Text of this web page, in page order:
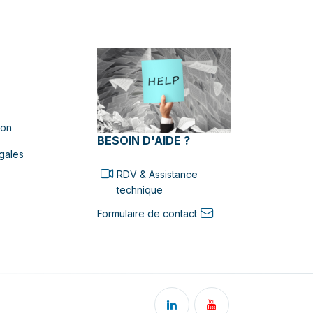
BESOIN D'AIDE ?
RDV & Assistance
technique
Formulaire de contact